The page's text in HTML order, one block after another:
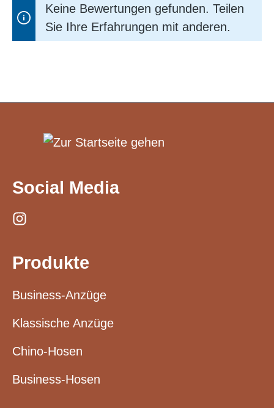
Keine Bewertungen gefunden. Teilen
Sie Ihre Erfahrungen mit anderen.
Social Media
Produkte
Business-Anzüge
Klassische Anzüge
Chino-Hosen
Business-Hosen